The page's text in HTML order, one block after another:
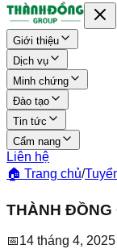
Giới thiệu
Dịch vụ
Minh chứng
Đào tạo
Tin tức
Cẩm nang
Liên hệ
🏠 Trang chủ/
THÀNH ĐỒNG
📅14 tháng 4, 2025